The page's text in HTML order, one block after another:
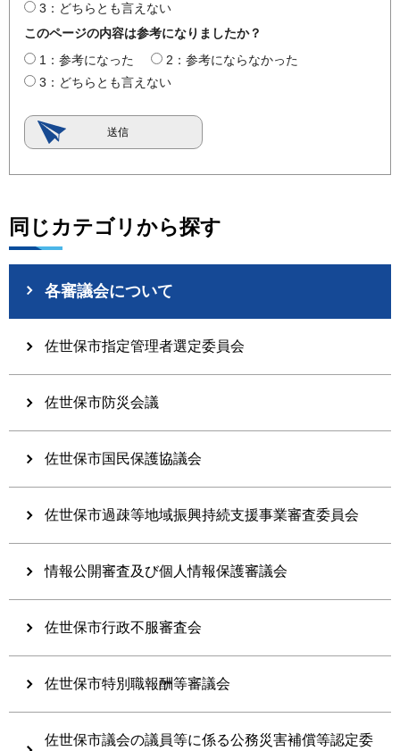
3：どちらとも言えない
このページの内容は参考になりましたか？
1：参考になった
2：参考にならなかった
3：どちらとも言えない
同じカテゴリから探す
各審議会について
佐世保市指定管理者選定委員会
佐世保市防災会議
佐世保市国民保護協議会
佐世保市過疎等地域振興持続支援事業審査委員会
情報公開審査及び個人情報保護審議会
佐世保市行政不服審査会
佐世保市特別職報酬等審議会
佐世保市議会の議員等に係る公務災害補償等認定委